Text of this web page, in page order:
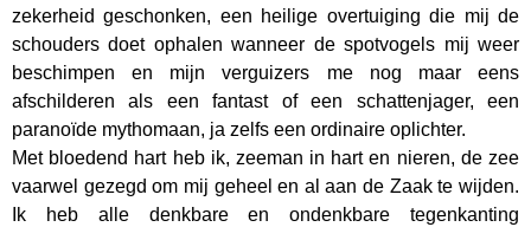
zekerheid geschonken, een heilige overtuiging die mij de
schouders doet ophalen wanneer de spotvogels mij weer
beschimpen en mijn verguizers me nog maar eens
afschilderen als een fantast of een schattenjager, een
paranoïde mythomaan, ja zelfs een ordinaire oplichter.
Met bloedend hart heb ik, zeeman in hart en nieren, de zee
vaarwel gezegd om mij geheel en al aan de Zaak te wijden.
Ik heb alle denkbare en ondenkbare tegenkanting